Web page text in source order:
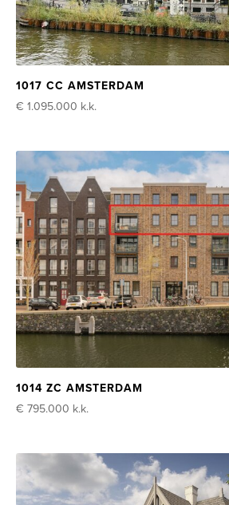
1017 CC AMSTERDAM
€ 1.095.000 k.k.
1014 ZC AMSTERDAM
€ 795.000 k.k.